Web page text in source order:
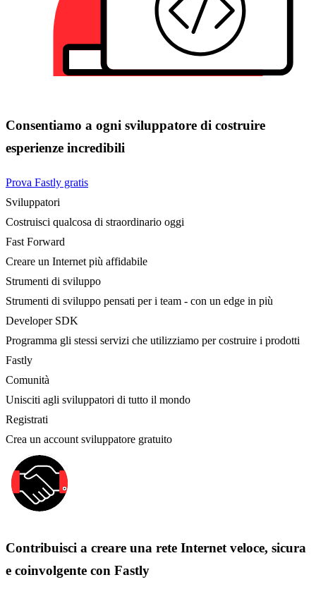
Consentiamo a ogni sviluppatore di costruire
esperienze incredibili
Prova Fastly gratis
Sviluppatori
Costruisci qualcosa di straordinario oggi
Fast Forward
Creare un Internet più affidabile
Strumenti di sviluppo
Strumenti di sviluppo pensati per i team - con un edge in più
Developer SDK
Programma gli stessi servizi che utilizziamo per costruire i prodotti
Fastly
Comunità
Unisciti agli sviluppatori di tutto il mondo
Registrati
Crea un account sviluppatore gratuito
Contribuisci a creare una rete Internet veloce, sicura
e coinvolgente con Fastly